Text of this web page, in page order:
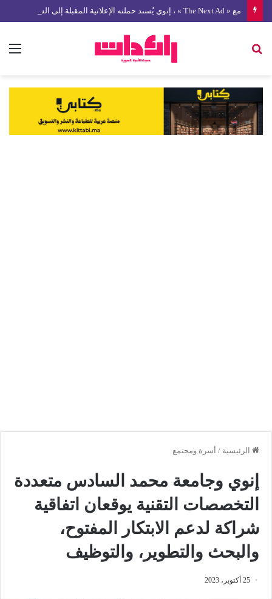
الرئيسية / أسرة ومجتمع
إنوي وجامعة محمد السادس متعددة
التخصصات التقنية يوقعان اتفاقية
شراكة لدعم الابتكار المفتوح،
والبحث والتطوير، والتوظيف
25 أكتوبر، 2023